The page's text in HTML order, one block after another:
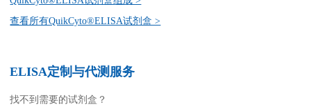
查看所有QuikCyto®ELISA试剂盒 >
ELISA定制与代测服务
找不到需要的试剂盒？